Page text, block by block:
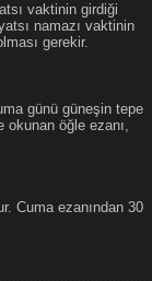
vaktinin girdiği
namazı vaktinin
gerekir.
günü güneşin tepe
okunan öğle ezanı,
Cuma ezanından 30